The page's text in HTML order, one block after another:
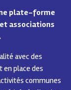
plate-forme
associations
avec des
en place des
communes